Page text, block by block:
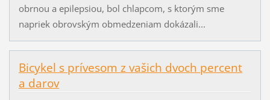
obrnou a epilepsiou, bol chlapcom, s ktorým sme
napriek obrovským obmedzeniam dokázali...
Bicykel s prívesom z vašich dvoch percent
a darov